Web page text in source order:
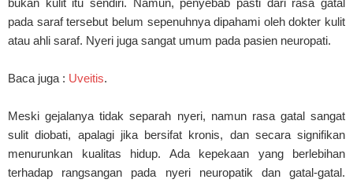
pada saraf tersebut belum sepenuhnya dipahami oleh dokter kulit
atau ahli saraf. Nyeri juga sangat umum pada pasien neuropati.
Baca juga : Uveitis.
Meski gejalanya tidak separah nyeri, namun rasa gatal sangat
sulit diobati, apalagi jika bersifat kronis, dan secara signifikan
menurunkan kualitas hidup. Ada kepekaan yang berlebihan
terhadap rangsangan pada nyeri neuropatik dan gatal-gatal.